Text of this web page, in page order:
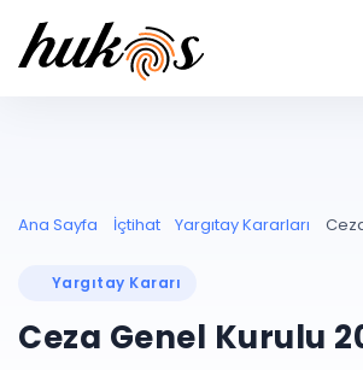
Ana Sayfa İçtihat Yargıtay Kararları
Yargıtay Kararı
Ceza Genel Kurulu